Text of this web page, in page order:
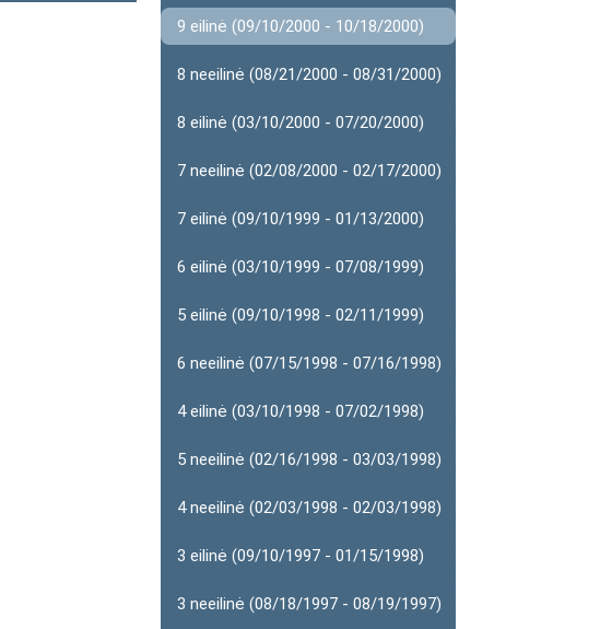
9 eilinė (09/10/2000 - 10/18/2000)
8 neeilinė (08/21/2000 - 08/31/2000)
8 eilinė (03/10/2000 - 07/20/2000)
7 neeilinė (02/08/2000 - 02/17/2000)
7 eilinė (09/10/1999 - 01/13/2000)
6 eilinė (03/10/1999 - 07/08/1999)
5 eilinė (09/10/1998 - 02/11/1999)
6 neeilinė (07/15/1998 - 07/16/1998)
4 eilinė (03/10/1998 - 07/02/1998)
5 neeilinė (02/16/1998 - 03/03/1998)
4 neeilinė (02/03/1998 - 02/03/1998)
3 eilinė (09/10/1997 - 01/15/1998)
3 neeilinė (08/18/1997 - 08/19/1997)